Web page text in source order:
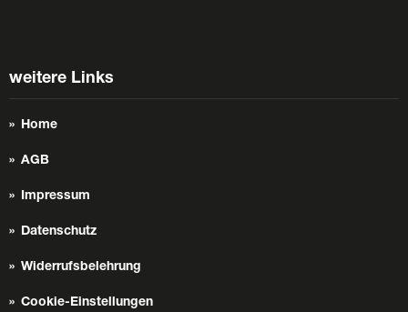
weitere Links
Home
AGB
Impressum
Datenschutz
Widerrufsbelehrung
Cookie-Einstellungen